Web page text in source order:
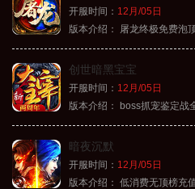
开服时间： 12月/05日
版本介绍：
屠龙终极免费泡
创世暗黑宝宝
开服时间： 12月/05日
版本介绍： boss抓宠鉴定战全
暗夜沉默
开服时间： 12月/05日
版本介绍： 低消费无顶榜充